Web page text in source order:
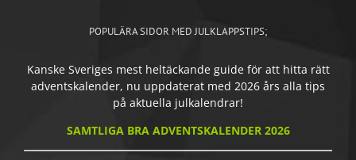
POPULÄRA SIDOR MED JULKLAPPSTIPS;
Kanske Sveriges mest heltäckande guide för att hitta rätt
adventskalender, nu uppdaterat med 2026 års alla tips
på aktuella julkalendrar!
SAMTLIGA BRA ADVENTSKALENDER 2026